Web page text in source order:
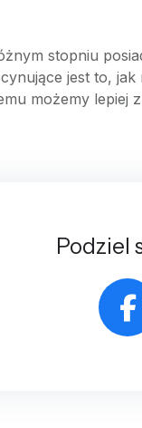
stopniu
jest to,
możemy
Podziel